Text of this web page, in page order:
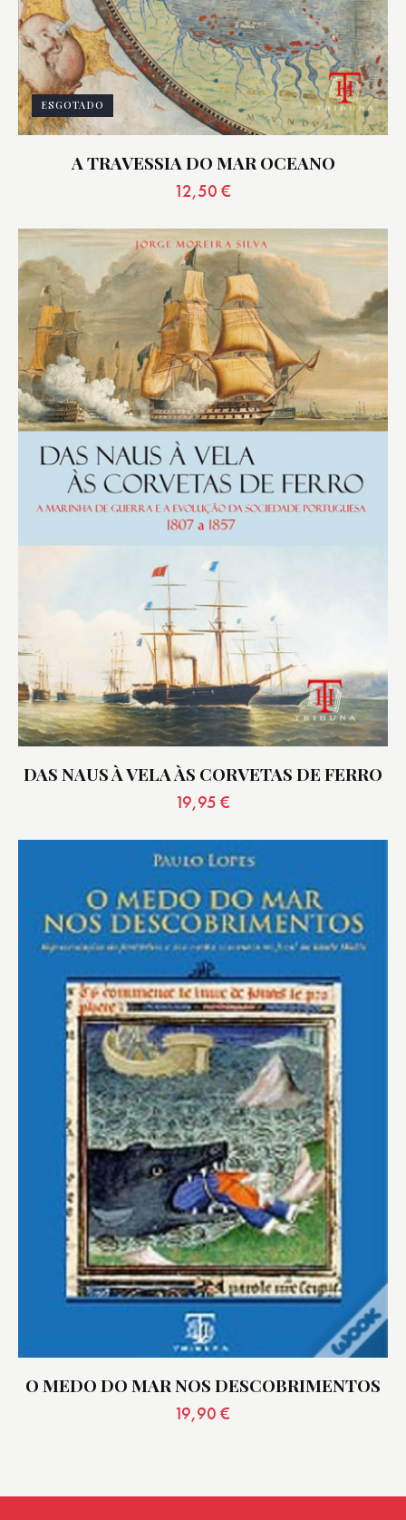
ESGOTADO
A TRAVESSIA DO MAR OCEANO
12,50 €
DAS NAUS À VELA ÀS CORVETAS DE FERRO
19,95 €
O MEDO DO MAR NOS DESCOBRIMENTOS
19,90 €